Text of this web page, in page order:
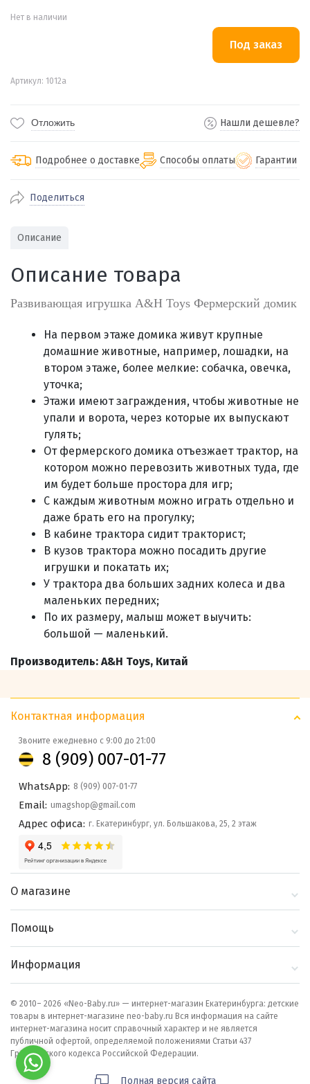
Нет в наличии
Артикул: 1012а
Отложить Нашли дешевле?
Подробнее о доставке
По Екатеринбургу бесплатная
Отправляем во все регионы России
службами Пэк, Кит, Луч, Сдэк, Озон
доставка, Почта РФ или любой другой
Способы оплаты
Через СБП при получении (для
Екатеринбурга и близлежащих
городов)
Оплата по счету для юридических лиц
Гарантии
Поделиться
Описание
Описание товара
Развивающая игрушка A&H Toys Фермерский домик
На первом этаже домика живут крупные
домашние животные, например, лошадки, на
втором этаже, более мелкие: собачка, овечка,
уточка;
Этажи имеют заграждения, чтобы животные не
упали и ворота, через которые их выпускают
гулять;
От фермерского домика отъезжает трактор, на
котором можно перевозить животных туда, где
им будет больше простора для игр;
С каждым животным можно играть отдельно и
даже брать его на прогулку;
В кабине трактора сидит тракторист;
В кузов трактора можно посадить другие
игрушки и покатать их;
У трактора два больших задних колеса и два
маленьких передних;
По их размеру, малыш может выучить:
большой — маленький.
Производитель: A&H Toys, Китай
Контактная информация
Звоните ежедневно с 9:00 до 21:00
8 (909) 007-01-77
WhatsApp: 8 (909) 007-01-77
Email: umagshop@gmail.com
Адрес офиса: г. Екатеринбург, ул. Большакова, 25, 2 этаж
О магазине
Блог
Помощь
Как сделать заказ
Информация
© 2010– 2026 «Neo-Baby.ru» — интернет-магазин Екатеринбурга: детские
товары в интернет-магазине neo-baby.ru Вся информация на сайте
интернет-магазина носит справочный характер и не является
публичной офертой, определяемой положениями Статьи 437
Гражданского кодекса Российской Федерации.
Полная версия сайта